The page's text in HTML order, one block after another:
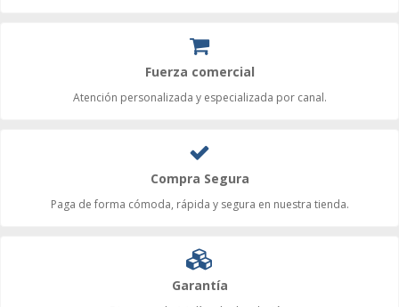
Fuerza comercial
Atención personalizada y especializada por canal.
Compra Segura
Paga de forma cómoda, rápida y segura en nuestra tienda.
Garantía